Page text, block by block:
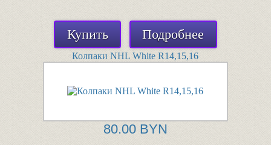
Купить Подробнее
Колпаки NHL White R14,15,16
80.00 BYN